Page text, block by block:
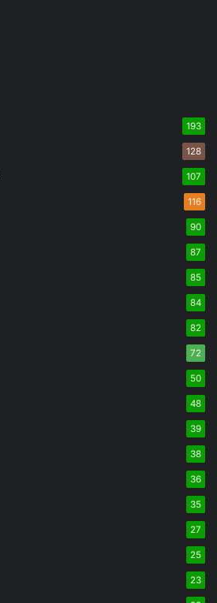
193
128
107
116
90
87
85
84
82
72
50
48
39
38
36
35
27
25
23